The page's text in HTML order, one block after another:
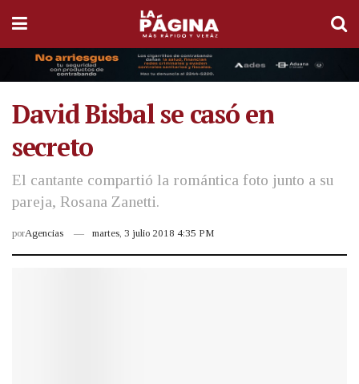
David Bisbal se casó en
secreto
El cantante compartió la romántica foto junto a su
pareja, Rosana Zanetti.
porAgencias martes, 3 julio 2018 4:35 PM